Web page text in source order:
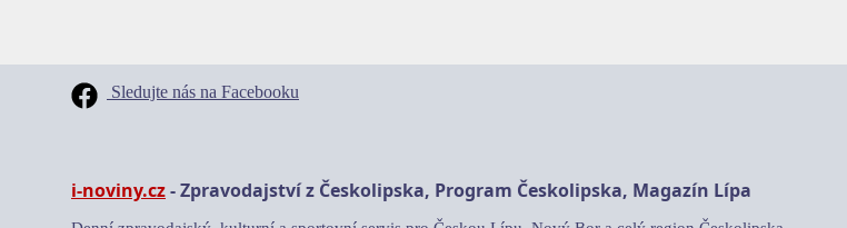
Sledujte nás na Facebooku
i-noviny.cz- Zpravodajství z Českolipska, Program Českolipska, Magazín Lípa